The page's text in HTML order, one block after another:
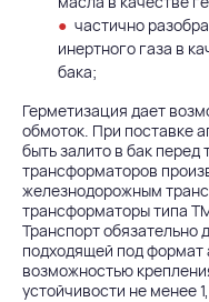
частично
инертного газа в
бака;
Герметизация дает
обмоток. При поставке
быть залито в бак
трансформаторов
железнодорожным
трансформаторы типа
Транспорт обязательно
подходящей под формат
возможностью
устойчивости не менее